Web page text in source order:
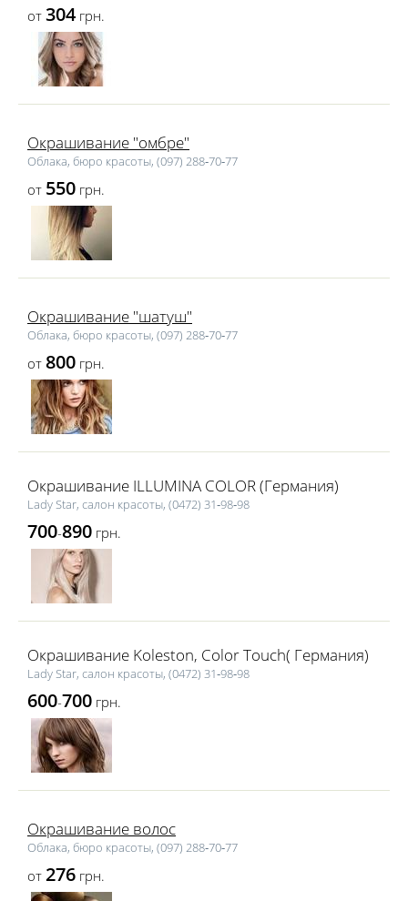
от 304 грн.
Окрашивание "омбре"
Облака, бюро красоты, (097) 288‑70‑77
от 550 грн.
Окрашивание "шатуш"
Облака, бюро красоты, (097) 288‑70‑77
от 800 грн.
Окрашивание ILLUMINA COLOR (Германия)
Lаdy Star, салон красоты, (0472) 31‑98‑98
700-890 грн.
Окрашивание Koleston, Color Touch( Германия)
Lаdy Star, салон красоты, (0472) 31‑98‑98
600-700 грн.
Окрашивание волос
Облака, бюро красоты, (097) 288‑70‑77
от 276 грн.